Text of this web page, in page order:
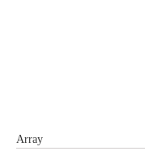
Array